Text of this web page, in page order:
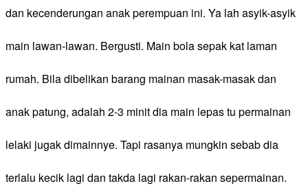
dan kecenderungan anak perempuan ini. Ya lah asyik-asyik
main lawan-lawan. Bergusti. Main bola sepak kat laman
rumah. Bila dibelikan barang mainan masak-masak dan
anak patung, adalah 2-3 minit dia main lepas tu permainan
lelaki jugak dimainnye. Tapi rasanya mungkin sebab dia
terlalu kecik lagi dan takda lagi rakan-rakan sepermainan.